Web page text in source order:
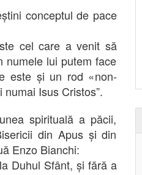
conceptul de pace
cel care a venit să
numele lui putem face
este și un rod «non-
Isus Cristos”.
spirituală a păcii,
din Apus și din
Enzo Bianchi:
Duhul Sfânt, și fără a